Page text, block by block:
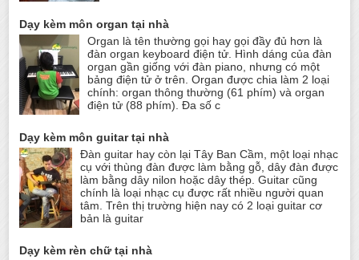
Dạy kèm môn organ tại nhà
Organ là tên thường gọi hay gọi đầy đủ hơn là
đàn organ keyboard điện tử. Hình dáng của đàn
organ gần giống với đàn piano, nhưng có một
bảng điện tử ở trên. Organ được chia làm 2 loại
chính: organ thông thường (61 phím) và organ
điện tử (88 phím). Đa số c
Dạy kèm môn guitar tại nhà
Đàn guitar hay còn lại Tây Ban Cầm, một loại nhạc
cụ với thùng đàn được làm bằng gỗ, dây đàn được
làm bằng dây nilon hoặc dây thép. Guitar cũng
chính là loại nhạc cụ được rất nhiều người quan
tâm. Trên thị trường hiện nay có 2 loại guitar cơ
bản là guitar
Dạy kèm rèn chữ tại nhà